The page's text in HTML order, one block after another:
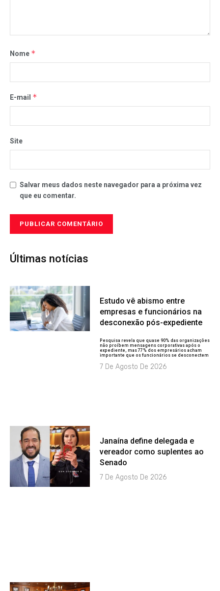
Nome *
E-mail *
Site
Salvar meus dados neste navegador para a próxima vez
que eu comentar.
Últimas notícias
Estudo vê abismo entre
empresas e funcionários na
desconexão pós-expediente
Pesquisa revela que quase 90% das organizações
não proíbem mensagens corporativas após o
expediente, mas 77% dos empresários acham
importante que os funcionários se desconectem
7 De Agosto De 2026
Janaína define delegada e
vereador como suplentes ao
Senado
7 De Agosto De 2026